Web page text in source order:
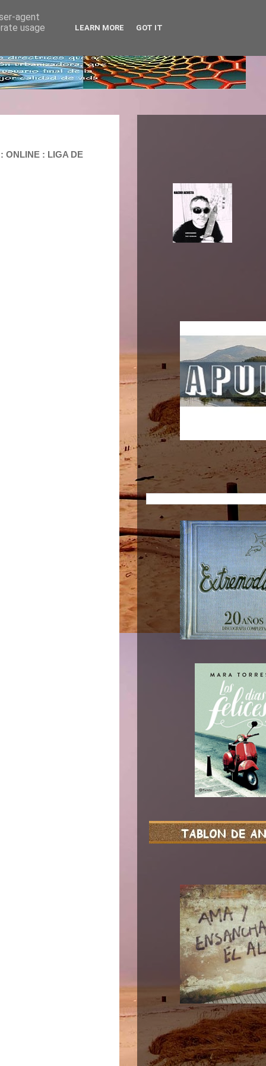
ONLINE : LIGA DE
agent
usage
LEARN MORE GOT IT